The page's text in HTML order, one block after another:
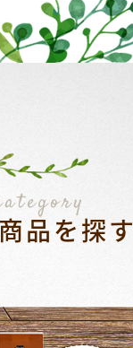
品を探す